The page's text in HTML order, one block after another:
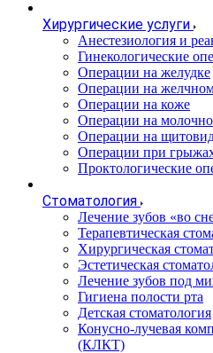
Хирургические услуги
Анестезиология и
Гинекологические
Операции на желудке
Операции на
Операции на коже
Операции на
Операции на
Операции при
Проктологические
Стоматология
Лечение зубов «во
Терапевтическая
Хирургическая
Эстетическая
Лечение зубов под
Гигиена полости рта
Детская стоматология
Конусно-лучевая
(КЛКТ)